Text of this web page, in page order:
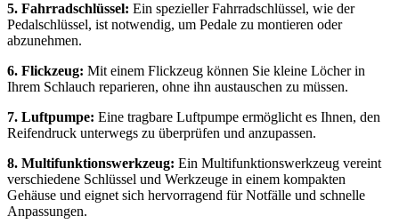
5. Fahrradschlüssel: Ein spezieller Fahrradschlüssel, wie der
Pedalschlüssel, ist notwendig, um Pedale zu montieren oder
abzunehmen.
6. Flickzeug: Mit einem Flickzeug können Sie kleine Löcher in
Ihrem Schlauch reparieren, ohne ihn austauschen zu müssen.
7. Luftpumpe: Eine tragbare Luftpumpe ermöglicht es Ihnen, den
Reifendruck unterwegs zu überprüfen und anzupassen.
8. Multifunktionswerkzeug: Ein Multifunktionswerkzeug vereint
verschiedene Schlüssel und Werkzeuge in einem kompakten
Gehäuse und eignet sich hervorragend für Notfälle und schnelle
Anpassungen.